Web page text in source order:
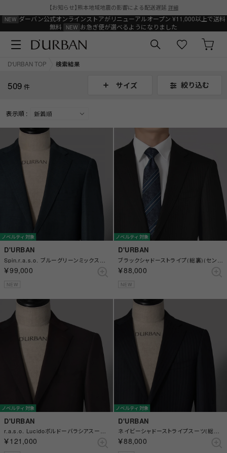
【お知らせ】熊本地域地震の影響による配送遅延 詳細
ダーバン公式オンラインストアがリニューアルオープン ¥11,000以上で送料
無料
お急ぎ便が選べるようになりました
D'URBAN TOP 検索結果
509 件 サイズ 絞り込む
表示順 :
ノベルティ対象
D'URBAN
￥99,000
NEW
ノベルティ対象
D'URBAN
￥88,000
NEW
ノベルティ対象
D'URBAN
￥121,000
ノベルティ対象
D'URBAN
￥88,000